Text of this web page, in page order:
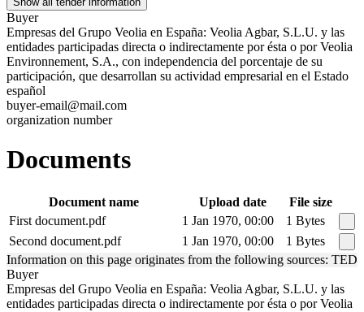
Buyer
Empresas del Grupo Veolia en España: Veolia Agbar, S.L.U. y las
entidades participadas directa o indirectamente por ésta o por Veolia
Environnement, S.A., con independencia del porcentaje de su
participación, que desarrollan su actividad empresarial en el Estado
español
buyer-email@mail.com
organization number
Documents
Document name Upload date
File size
First document.pdf
1 Jan 1970, 00:00
1 Bytes
Second document.pdf
1 Jan 1970, 00:00
1 Bytes
Information on this page originates from the following sources: TED
Buyer
Empresas del Grupo Veolia en España: Veolia Agbar, S.L.U. y las
entidades participadas directa o indirectamente por ésta o por Veolia